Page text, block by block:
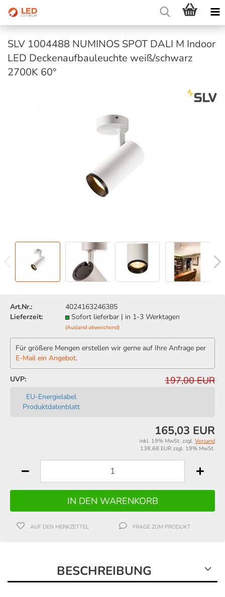
SLV 1004488 NUMINOS SPOT DALI M Indoor
LED Deckenaufbauleuchte weiß/schwarz
2700K 60°
Art.Nr.:
4024163246385
Lieferzeit:
Sofort lieferbar | in 1-3 Werktagen
(Ausland abweichend)
Für größere Mengen erstellen wir gerne auf Ihre Anfrage per
E-Mail ein Angebot.
UVP: 197,00 EUR
EU-Energielabel
Produktdatenblatt
165,03 EUR
inkl. 19% MwSt. zzgl. Versand
138,68 EUR zzgl. 19% MwSt.
AUF DEN MERKZETTEL FRAGE ZUM PRODUKT
BESCHREIBUNG